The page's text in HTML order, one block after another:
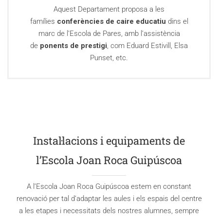
Aquest Departament proposa a les
famílies conferències de caire educatiu dins el
marc de l’Escola de Pares, amb l’assistència
de ponents de prestigi, com Eduard Estivill, Elsa
Punset, etc.
Instal·lacions i equipaments de
l’Escola Joan Roca Guipúscoa
A l’Escola Joan Roca Guipúscoa estem en constant
renovació per tal d’adaptar les aules i els espais del centre
a les etapes i necessitats dels nostres alumnes, sempre